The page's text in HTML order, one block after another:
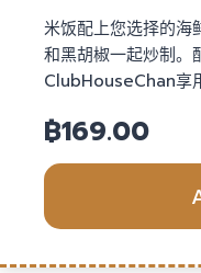
米饭配上您选择的海
和黑胡椒一起炒制。
ClubHouseChan享
฿169.00